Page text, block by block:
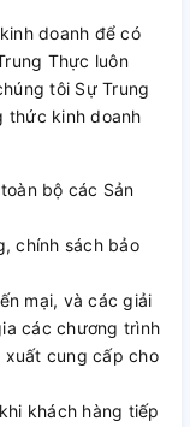
doanh để có
Thực luôn
tôi Sự Trung
thức kinh doanh
bộ các Sản
chính sách bảo
mại, và các giải
các chương trình
xuất cung cấp cho
khách hàng tiếp